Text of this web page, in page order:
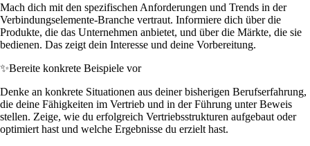
Mach dich mit den spezifischen Anforderungen und Trends in der
Verbindungselemente-Branche vertraut. Informiere dich über die
Produkte, die das Unternehmen anbietet, und über die Märkte, die sie
bedienen. Das zeigt dein Interesse und deine Vorbereitung.
✨Bereite konkrete Beispiele vor
Denke an konkrete Situationen aus deiner bisherigen Berufserfahrung,
die deine Fähigkeiten im Vertrieb und in der Führung unter Beweis
stellen. Zeige, wie du erfolgreich Vertriebsstrukturen aufgebaut oder
optimiert hast und welche Ergebnisse du erzielt hast.